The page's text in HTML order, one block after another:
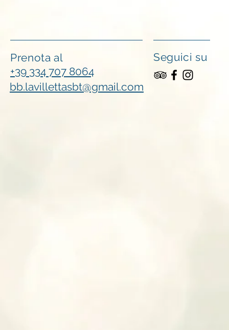
Prenota al
+39 334 707 8064
Seguici su
bb.lavillettasbt@gmail.com